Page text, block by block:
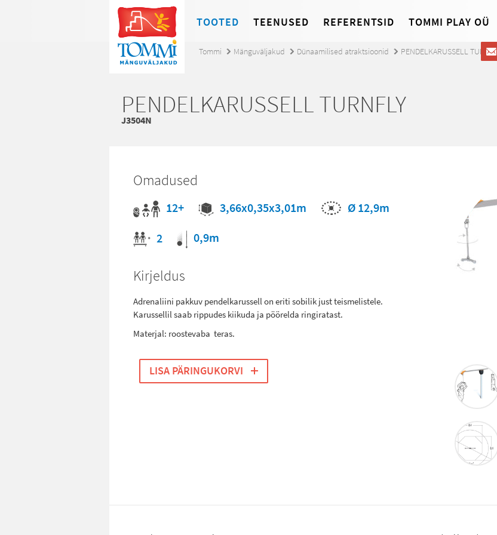
TOOTED TEENUSED REFERENTSID TOMMI PLAY OÜ
Tommi Mänguväljakud Dünaamilised atraktsioonid PENDELKARUSSELL TURNFLY
PENDELKARUSSELL TURNFLY
J3504N
Omadused
12+ 3,66x0,35x3,01m
Ø 12,9m
2
0,9m
Kirjeldus
Adrenaliini pakkuv pendelkarussell on eriti sobilik just teismelistele.
Karussellil saab rippudes kiikuda ja pöörelda ringiratast.
Materjal: roostevaba teras.
LISA PÄRINGUKORVI